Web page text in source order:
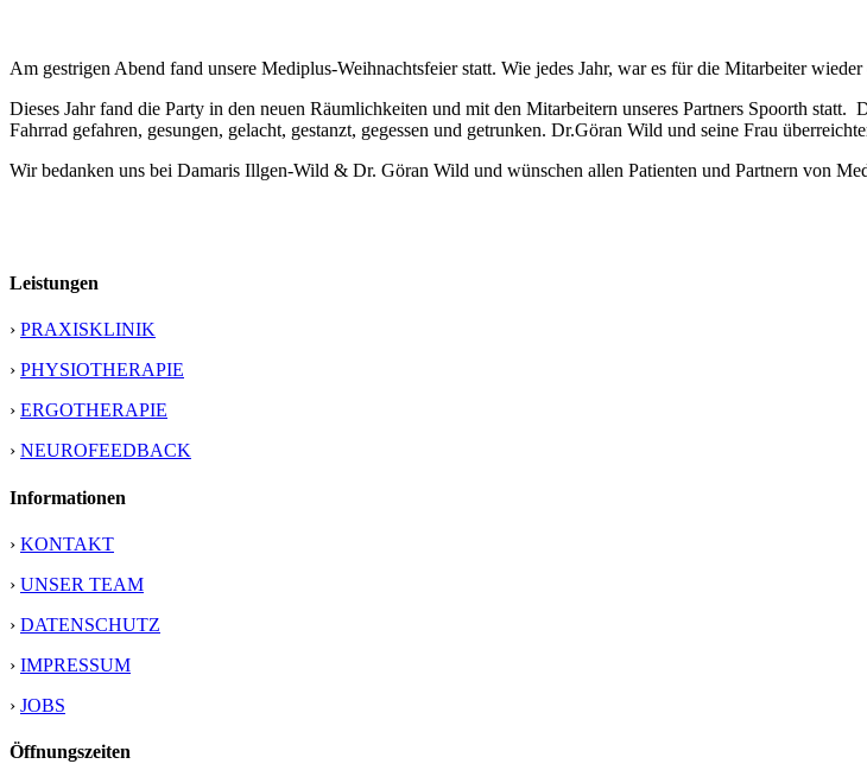
Am gestrigen Abend fand unsere Mediplus-Weihnachtsfeier statt. Wie jedes Jahr, war es für die Mitarbeiter
Dieses Jahr fand die Party in den neuen Räumlichkeiten und mit den Mitarbeitern unseres Partners Spoorth
Fahrrad gefahren, gesungen, gelacht, gestanzt, gegessen und getrunken. Dr.Göran Wild und seine Frau
Wir bedanken uns bei Damaris Illgen-Wild & Dr. Göran Wild und wünschen allen Patienten und Partnern von
Leistungen
› PRAXISKLINIK
› PHYSIOTHERAPIE
› ERGOTHERAPIE
› NEUROFEEDBACK
Informationen
› KONTAKT
› UNSER TEAM
› DATENSCHUTZ
› IMPRESSUM
› JOBS
Öffnungszeiten